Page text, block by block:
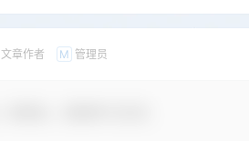
文章作者 M 管理员